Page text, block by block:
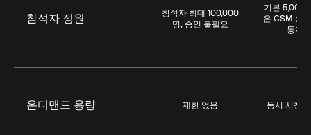
참석자 정원
참석자 최대 100,000
명, 승인 불필요
기본 5,000
은 CSM 승
통지
온디맨드 용량 제한 없음 동시 시청